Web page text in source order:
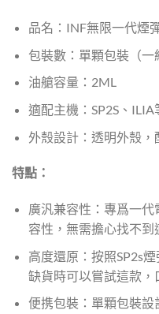
品名：INF無限一代煙
包裝數：單顆包裝（一
油艙容量：2ML
適配主機：SP2S、ILIA
外殼設計：透明外殼，
特點：
廣汎兼容性：專爲一
容性，無需擔心找不到
高度還原：按照SP2s
缺貨時可以嘗試這款，
便携包裝：單顆包裝